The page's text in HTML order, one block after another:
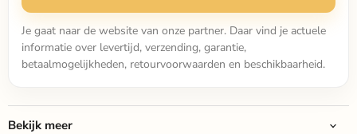
Je gaat naar de website van onze partner. Daar vind je actuele
informatie over levertijd, verzending, garantie,
betaalmogelijkheden, retourvoorwaarden en beschikbaarheid.
Bekijk meer